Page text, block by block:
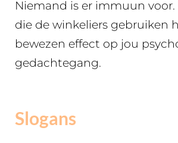
Niemand is er immuun voor.
die de winkeliers gebruiken
bewezen effect op jou
gedachtegang.
Slogans